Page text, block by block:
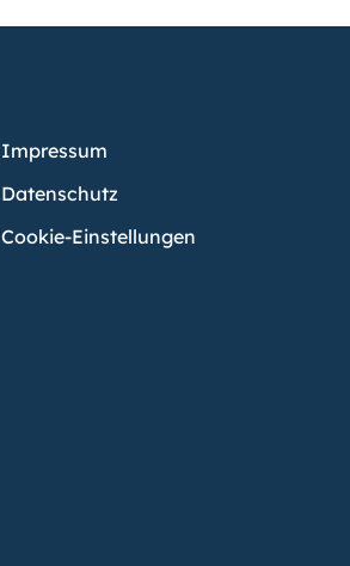
Impressum
Datenschutz
Cookie-Einstellungen